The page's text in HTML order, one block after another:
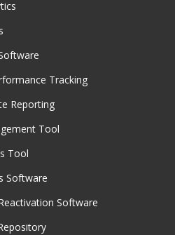
Tracking
Reporting
Tool
Tool
Software
Software